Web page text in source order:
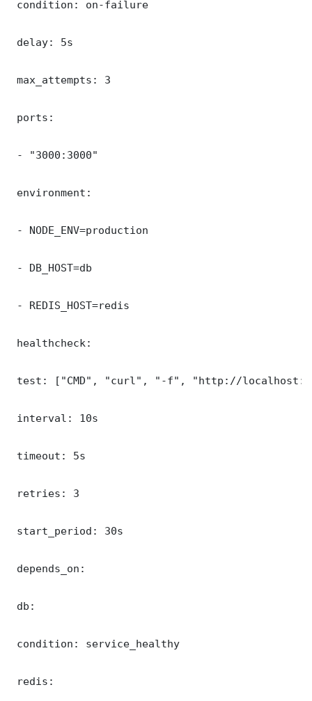
condition: on-failure
delay: 5s
max_attempts: 3
ports:
- "3000:3000"
environment:
- NODE_ENV=production
- DB_HOST=db
- REDIS_HOST=redis
healthcheck:
test: ["CMD", "curl", "-f", "http://
interval: 10s
timeout: 5s
retries: 3
start_period: 30s
depends_on:
db:
condition: service_healthy
redis: